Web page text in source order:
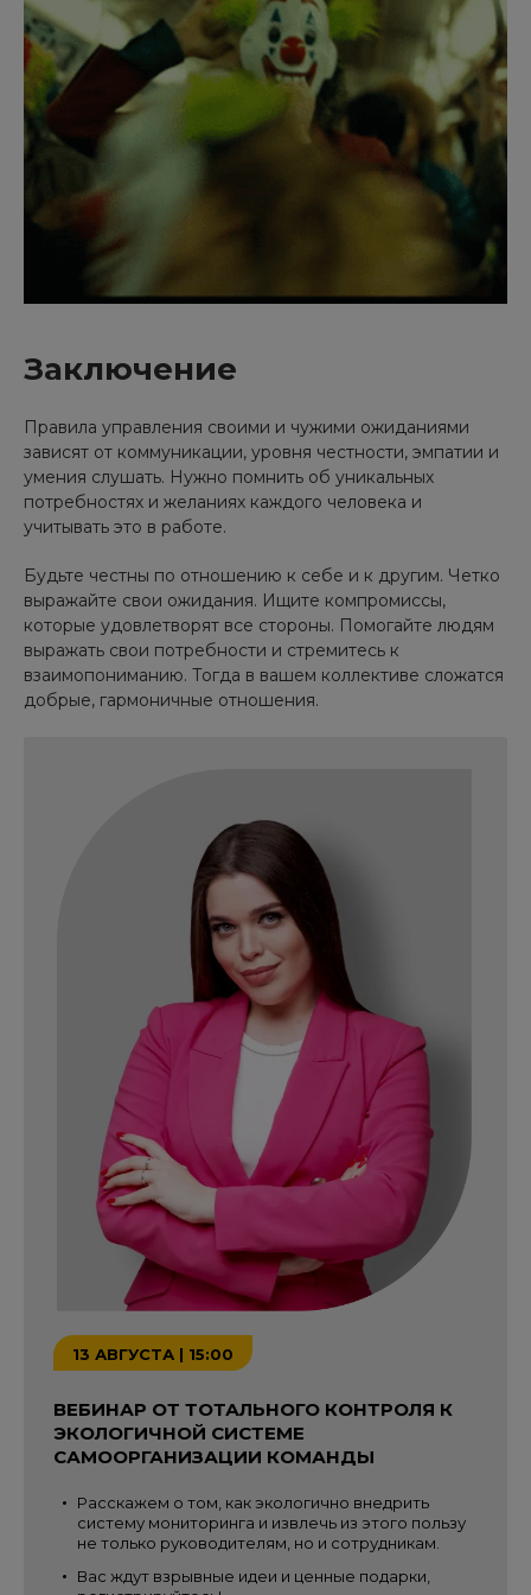
Заключение
Правила управления своими и чужими ожиданиями
зависят от коммуникации, уровня честности, эмпатии и
умения слушать. Нужно помнить об уникальных
потребностях и желаниях каждого человека и
учитывать это в работе.
Будьте честны по отношению к себе и к другим. Четко
выражайте свои ожидания. Ищите компромиссы,
которые удовлетворят все стороны. Помогайте людям
выражать свои потребности и стремитесь к
взаимопониманию. Тогда в вашем коллективе сложатся
добрые, гармоничные отношения.
13 АВГУСТА | 15:00
ВЕБИНАР ОТ ТОТАЛЬНОГО КОНТРОЛЯ К
ЭКОЛОГИЧНОЙ СИСТЕМЕ
САМООРГАНИЗАЦИИ КОМАНДЫ
Расскажем о том, как экологично внедрить
систему мониторинга и извлечь из этого пользу
не только руководителям, но и сотрудникам.
Вас ждут взрывные идеи и ценные подарки,